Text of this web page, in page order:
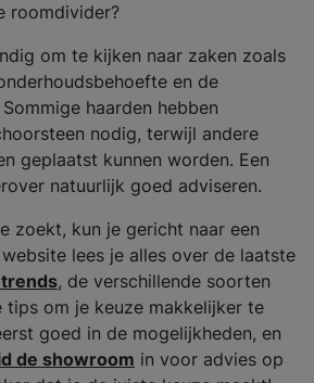
roomdivider?
om te kijken naar zaken zoals
en de
haarden hebben
nodig, terwijl andere
geplaatst kunnen worden. Een
natuurlijk goed adviseren.
zoekt, kun je gericht naar een
lees je alles over de laatste
, de verschillende soorten
tips om je keuze makkelijker te
goed in de mogelijkheden, en
de showroom in voor advies op